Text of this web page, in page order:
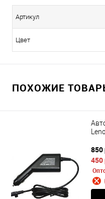
Артикул
Цвет
ПОХОЖИЕ
850
450